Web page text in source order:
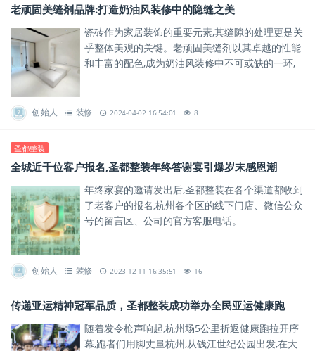
老顽固美缝剂品牌:打造奶油风装修中的隐缝之美
瓷砖作为家居装饰的重要元素,其缝隙的处理更是关
乎整体美观的关键。老顽固美缝剂以其卓越的性能
和丰富的配色,成为奶油风装修中不可或缺的一环,
创始人 装修 2024-04-02 16:54:01 8
圣都整装
全城近千位客户报名,圣都整装年终答谢宴引爆岁末感恩潮
年终家宴的邀请发出后,圣都整装在各个渠道都收到
了老客户的报名,杭州各个区的线下门店、微信公众
号的留言区、公司的官方客服电话。
创始人 装修 2023-12-11 16:35:51 16
传递亚运精神冠军品质，圣都整装成功举办全民亚运健康跑
随着发令枪声响起,杭州场5公里折返健康跑拉开序
幕,跑者们用脚丈量杭州,从钱江世纪公园出发,在大